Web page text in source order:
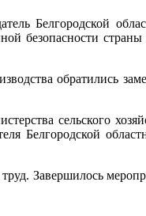
Белгородской
безопасности
обратились
сельского
Белгородской
Завершилось